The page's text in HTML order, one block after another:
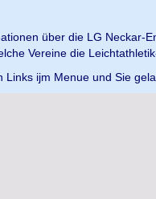
über die LG
Vereine die
ijm Menue und Sie